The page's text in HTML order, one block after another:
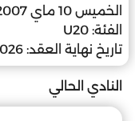
الخميس 10 ماي 2007
الفئة: U20
تاريخ نهاية العقد: 06-15
النادي الحالي